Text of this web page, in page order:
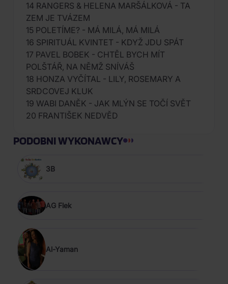
14 RANGERS & HELENA MARŠÁLKOVÁ - TA
ZEM JE TVÁZEM
15 POLETÍME? - MÁ MILÁ, MÁ MILÁ
16 SPIRITUÁL KVINTET - KDYŽ JDU SPÁT
17 PAVEL BOBEK - CHTĚL BYCH MÍT
POLŠTÁŘ, NA NĚMŽ SNÍVÁŠ
18 HONZA VYČÍTAL - LILY, ROSEMARY A
SRDCOVEJ KLUK
19 WABI DANĚK - JAK MLÝN SE TOČÍ SVĚT
20 FRANTIŠEK NEDVĚD
PODOBNI WYKONAWCY
3B
AG Flek
Al-Yaman